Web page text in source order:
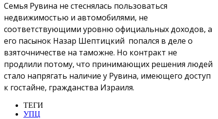
Семья Рувина не стеснялась пользоваться
недвижимостью и автомобилями, не
соответствующими уровню официальных доходов, а
его пасынок Назар Шептицкий попался в деле о
взяточничестве на таможне. Но контракт не
продлили потому, что принимающих решения людей
стало напрягать наличие у Рувина, имеющего доступ
к гостайне, гражданства Израиля.
ТЕГИ
УПЦ